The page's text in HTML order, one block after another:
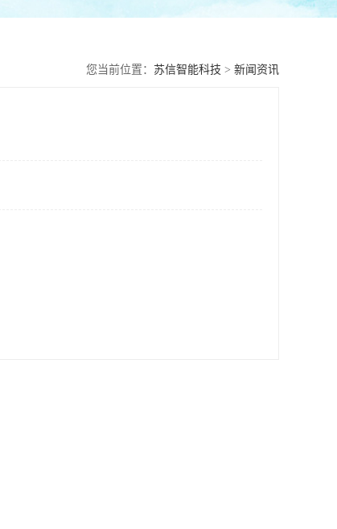
您当前位置： 苏信智能科技 > 新闻资讯